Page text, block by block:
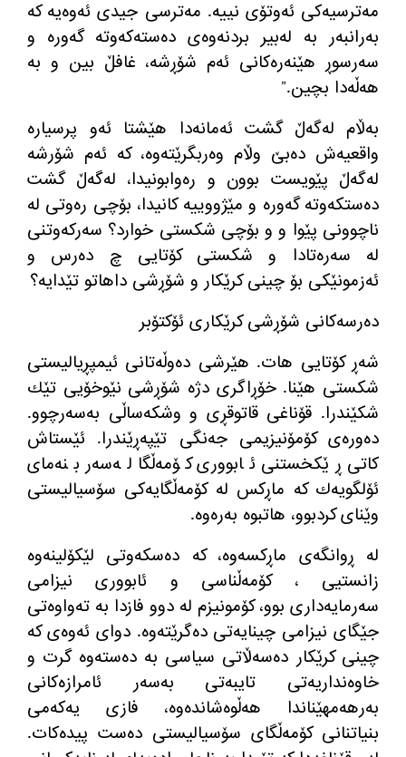
مەترسیەكی ئەوتۆی نییە. مەترسی جیدی ئەوەیە كە
بەرانبەر بە لەبیر بردنەوەی دەستەكەوتە گەورە و
سەرسوڕ هێنەرەكانی ئەم شۆڕشە، غافڵ بین و بە
هەڵەدا بچین.”
بەڵام لەگەڵ گشت ئەمانەدا هێشتا ئەو پرسیارە
واقعیەش دەبێ وڵام وەربگرێتەوە، كە ئەم شۆرشە
لەگەڵ پێویست بوون و رەوابونیدا، لەگەڵ گشت
دەستكەوتە گەورە و مێژووییە كانیدا، بۆچی رەوتی لە
ناچوونی پێوا و و بۆچی شكستی خوارد؟ سەركەوتنی
لە سەرەتادا و شكستی كۆتایی چ دەرس و
ئەزمونێكی بۆ چینی كرێكار و شۆڕشی داهاتو تێدایە؟
دەرسەكانی شۆڕشی كرێكاری ئۆكتۆبر
شەڕ كۆتایی هات. هێرشی دەوڵەتانی ئیمپڕیالیستی
شكستی هێنا. خۆڕاگری دژە شۆڕشی نێوخۆیی تێك
شكێندرا. قۆناغی قاتوقڕی و وشكەساڵی بەسەرچوو.
دەورەی كۆمۆنیزیمی جەنگی تێپەڕێندرا. ئێستاش
كاتی ڕێكخستنی ئابووری كۆمەڵگا لەسەر بنەمای
ئۆلگویەك كە ماڕكس لە كۆمەڵگایەكی سۆسیالیستی
وێنای كردبوو، هاتبوە بەرەوە.
لە ڕوانگەی ماڕكسەوە، كە دەسكەوتی لێكۆلینەوە
زانستیی ، كۆمەڵناسی و ئابووری نیزامی
سەرمایەداری بوو، كۆمونیزم لە دوو فازدا بە تەواوەتی
جێگای نیزامی چینایەتی دەگرێتەوە. دوای ئەوەی كە
چینی كرێكار دەسەڵاتی سیاسی بە دەستەوە گرت و
خاوەنداریەتی تایبەتی بەسەر ئامرازەكانی
بەرهەمهێناندا هەڵوەشاندەوە، فازی یەكەمی
بنیاتنانی كۆمەڵگای سۆسیالیستی دەست پیدەكات.